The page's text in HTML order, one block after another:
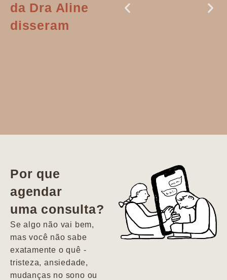
da Dra Aline
disseram
vida. Ela me
encontrou num
estado misto de
depressão e
agitação com
pensamentos
Por que
agendar
uma consulta?
Se algo não vai bem,
mas você não sabe
exatamente o quê -
tristeza, ansiedade,
mudanças no sono ou